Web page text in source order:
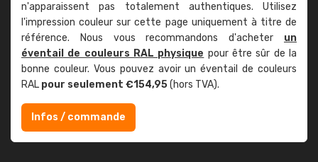
n'apparaissent pas totalement authentiques. Utilisez
l'impression couleur sur cette page uniquement à titre de
référence. Nous vous recommandons d'acheter un
éventail de couleurs RAL physique pour être sûr de la
bonne couleur. Vous pouvez avoir un éventail de couleurs
RAL pour seulement €154,95(hors TVA).
Infos / commande